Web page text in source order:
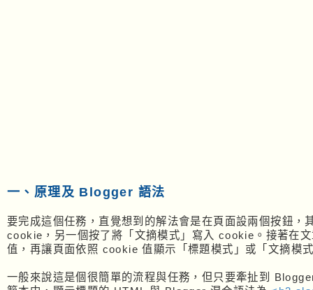
一、原理及 Blogger 語法
要完成這個任務，直覺想到的解法會是在頁面設兩個按鈕，
cookie，另一個按了將「文摘模式」寫入 cookie。接著在
值，再讓頁面依照 cookie 值顯示「標題模式」或「文摘模
一般來說這是個很簡單的流程與任務，但只要牽扯到